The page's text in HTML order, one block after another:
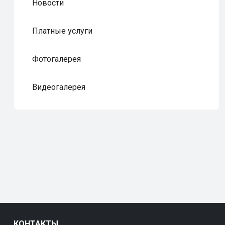
Новости
Платные услуги
Фотогалерея
Видеогалерея